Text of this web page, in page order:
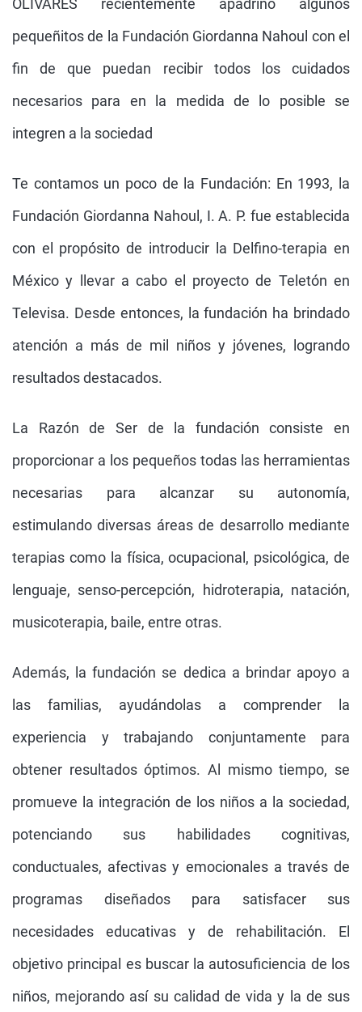
OLIVARES recientemente apadrinó algunos
pequeñitos de la Fundación Giordanna Nahoul con el
fin de que puedan recibir todos los cuidados
necesarios para en la medida de lo posible se
integren a la sociedad
Te contamos un poco de la Fundación: En 1993, la
Fundación Giordanna Nahoul, I. A. P. fue establecida
con el propósito de introducir la Delfino-terapia en
México y llevar a cabo el proyecto de Teletón en
Televisa. Desde entonces, la fundación ha brindado
atención a más de mil niños y jóvenes, logrando
resultados destacados.
La Razón de Ser de la fundación consiste en
proporcionar a los pequeños todas las herramientas
necesarias para alcanzar su autonomía,
estimulando diversas áreas de desarrollo mediante
terapias como la física, ocupacional, psicológica, de
lenguaje, senso-percepción, hidroterapia, natación,
musicoterapia, baile, entre otras.
Además, la fundación se dedica a brindar apoyo a
las familias, ayudándolas a comprender la
experiencia y trabajando conjuntamente para
obtener resultados óptimos. Al mismo tiempo, se
promueve la integración de los niños a la sociedad,
potenciando sus habilidades cognitivas,
conductuales, afectivas y emocionales a través de
programas diseñados para satisfacer sus
necesidades educativas y de rehabilitación. El
objetivo principal es buscar la autosuficiencia de los
niños, mejorando así su calidad de vida y la de sus